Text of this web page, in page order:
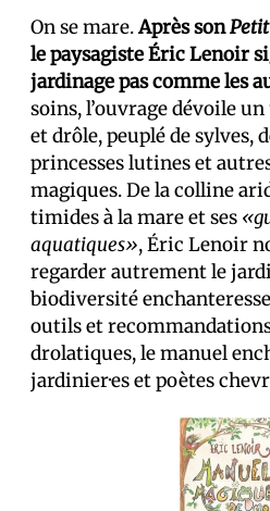
On se mare.Après son
le paysagiste Éric Lenoir
jardinage pas comme les
soins, l’ouvrage dévoile
et drôle, peuplé de sylves,
princesses lutines et
magiques. De la colline
timides à la mare et ses
aquatiques», Éric Lenoir
regarder autrement le
biodiversité
outils et
drolatiques, le manuel
jardinier·es et poètes